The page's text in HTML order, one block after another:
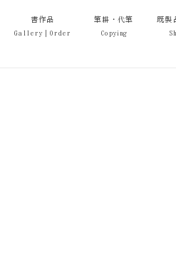
書作品
Gallery｜Order
筆耕・代筆
Copying
既製